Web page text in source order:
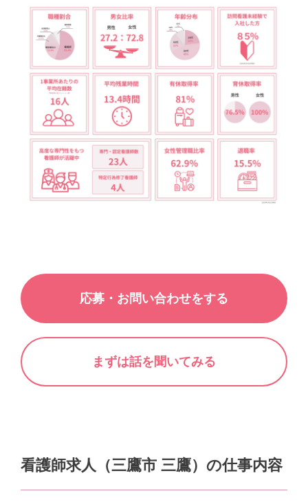
応募・お問い合わせをする
まずは話を聞いてみる
看護師求人（三鷹市 三鷹）の仕事内容